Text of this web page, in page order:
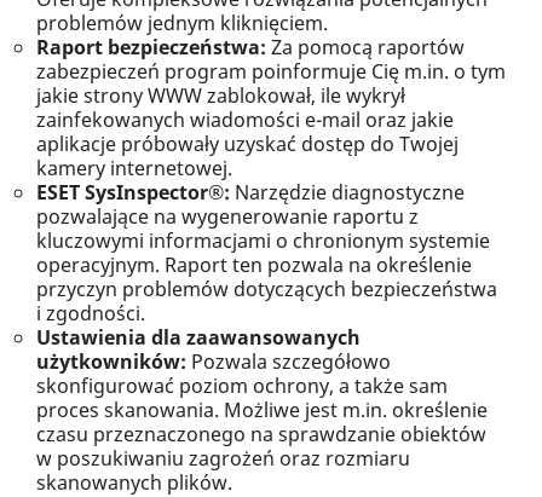
problemów jednym kliknięciem.
Raport bezpieczeństwa: Za pomocą raportów
zabezpieczeń program poinformuje Cię m.in. o tym
jakie strony WWW zablokował, ile wykrył
zainfekowanych wiadomości e-mail oraz jakie
aplikacje próbowały uzyskać dostęp do Twojej
kamery internetowej.
ESET SysInspector®: Narzędzie diagnostyczne
pozwalające na wygenerowanie raportu z
kluczowymi informacjami o chronionym systemie
operacyjnym. Raport ten pozwala na określenie
przyczyn problemów dotyczących bezpieczeństwa
i zgodności.
Ustawienia dla zaawansowanych
użytkowników: Pozwala szczegółowo
skonfigurować poziom ochrony, a także sam
proces skanowania. Możliwe jest m.in. określenie
czasu przeznaczonego na sprawdzanie obiektów
w poszukiwaniu zagrożeń oraz rozmiaru
skanowanych plików.